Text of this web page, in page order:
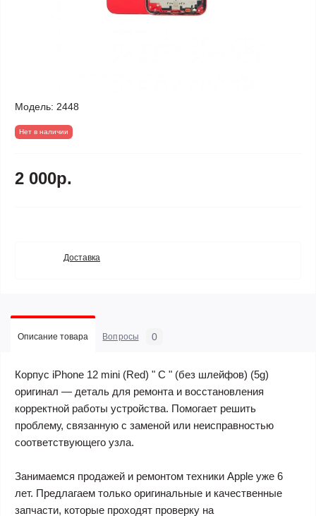
Модель: 2448
Нет в наличии
2 000р.
Доставка
Описание товара Вопросы 0
Корпус iPhone 12 mini (Red) " C " (без шлейфов) (5g)
оригинал — деталь для ремонта и восстановления
корректной работы устройства. Помогает решить
проблему, связанную с заменой или неисправностью
соответствующего узла.
Занимаемся продажей и ремонтом техники Apple уже 6
лет. Предлагаем только оригинальные и качественные
запчасти, которые проходят проверку на